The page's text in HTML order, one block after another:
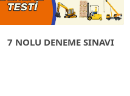
7 NOLU DENEME SINAVI